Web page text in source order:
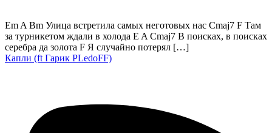
Em A Bm Улица встретила самых неготовых нас Cmaj7 F Там
за турникетом ждали в холода E A Cmaj7 В поисках, в поисках
серебра да золота F Я случайно потерял […]
Капли (ft Гарик PLedoFF)